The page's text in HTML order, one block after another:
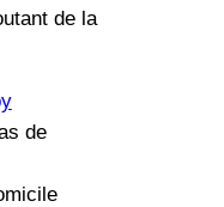
de la
de